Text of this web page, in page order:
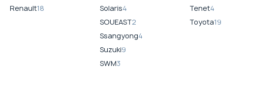
Renault18
Solaris4
SOUEAST2
Ssangyong4
Suzuki9
SWM3
Tenet4
Toyota19